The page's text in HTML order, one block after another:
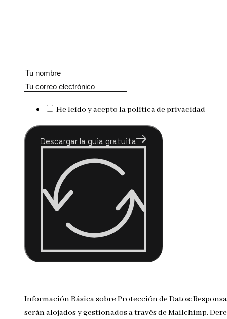
He leído y acepto la política de privacidad
Descargar la guia gratuita
Información Básica sobre Protección de Datos:
serán alojados y gestionados a través de Mailchimp.